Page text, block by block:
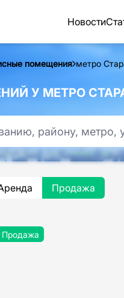
Новости
помещения метро
У МЕТРО
Продажа
Продажа